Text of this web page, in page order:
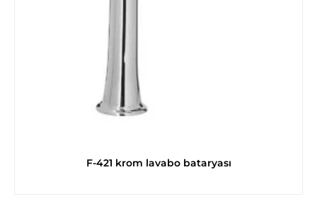
F-421 krom lavabo bataryası